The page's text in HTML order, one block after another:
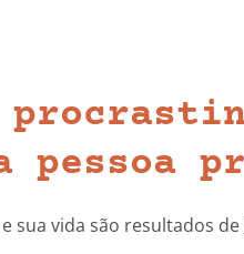
pessoa
sua vida são resultados de